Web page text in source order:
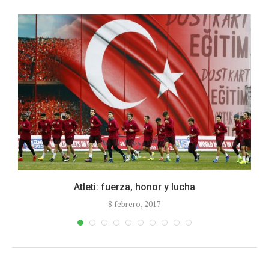
Atleti: fuerza, honor y lucha
8 febrero, 2017